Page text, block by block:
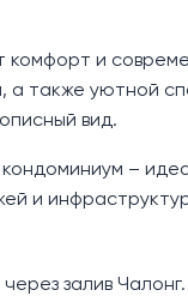
комфорт и
а также уютной
вид.
–
и
залив Чалонг.